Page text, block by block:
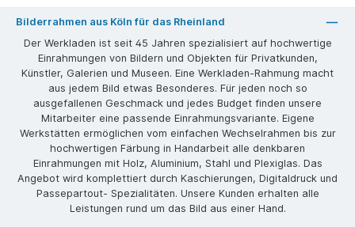
Bilderrahmen aus Köln für das Rheinland
Der Werkladen ist seit 45 Jahren spezialisiert auf hochwertige
Einrahmungen von Bildern und Objekten für Privatkunden,
Künstler, Galerien und Museen. Eine Werkladen-Rahmung macht
aus jedem Bild etwas Besonderes. Für jeden noch so
ausgefallenen Geschmack und jedes Budget finden unsere
Mitarbeiter eine passende Einrahmungsvariante. Eigene
Werkstätten ermöglichen vom einfachen Wechselrahmen bis zur
hochwertigen Färbung in Handarbeit alle denkbaren
Einrahmungen mit Holz, Aluminium, Stahl und Plexiglas. Das
Angebot wird komplettiert durch Kaschierungen, Digitaldruck und
Passepartout- Spezialitäten. Unsere Kunden erhalten alle
Leistungen rund um das Bild aus einer Hand.